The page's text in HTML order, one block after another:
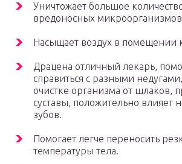
Уничтожает большое
вредоносных
Насыщает воздух в помещении
Драцена отличный лекарь,
справиться с разными недугами,
очистке организма от шлаков,
суставы, положительно влияет
зубов.
Помогает легче переносить
температуры тела.